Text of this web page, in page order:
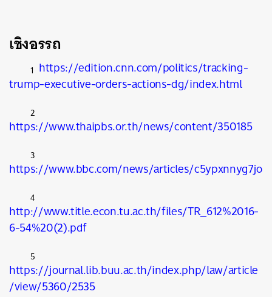
เชิงอรรถ
1 https://edition.cnn.com/politics/tracking-
trump-executive-orders-actions-dg/index.html
2
https://www.thaipbs.or.th/news/content/350185
3
https://www.bbc.com/news/articles/c5ypxnnyg7jo
4
http://www.title.econ.tu.ac.th/files/TR_612%2016-
6-54%20(2).pdf
5
https://journal.lib.buu.ac.th/index.php/law/article
/view/5360/2535